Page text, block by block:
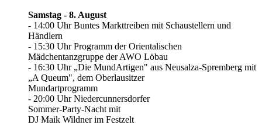
Samstag - 8. August
- 14:00 Uhr Buntes Markttreiben mit Schaustellern und
Händlern
- 15:30 Uhr Programm der Orientalischen
Mädchentanzgruppe der AWO Löbau
- 16:30 Uhr „Die MundArtigen" aus Neusalza-Spremberg mit
„A Queum", dem Oberlausitzer
Mundartprogramm
- 20:00 Uhr Niedercunnersdorfer
Sommer-Party-Nacht mit
DJ Maik Wildner im Festzelt